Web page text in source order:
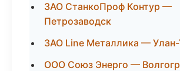
ЗАО СтанкоПроф Контур —
Петрозаводск
ЗАО Line Металлика —
ООО Союз Энерго —